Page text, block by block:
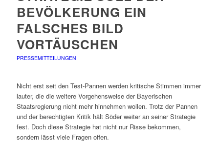
BEVÖLKERUNG EIN
FALSCHES BILD
VORTÄUSCHEN
PRESSEMITTEILUNGEN
Nicht erst seit den Test-Pannen werden kritische Stimmen immer
lauter, die die weitere Vorgehensweise der Bayerischen
Staatsregierung nicht mehr hinnehmen wollen. Trotz der Pannen
und der berechtigten Kritik hält Söder weiter an seiner Strategie
fest. Doch diese Strategie hat nicht nur Risse bekommen,
sondern lässt viele Fragen offen.